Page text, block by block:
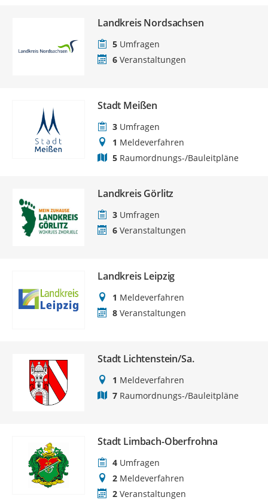
Landkreis Nordsachsen
5 Umfragen
6 Veranstaltungen
Stadt Meißen
3 Umfragen
1 Meldeverfahren
5 Raumordnungs-/Bauleitpläne
Landkreis Görlitz
3 Umfragen
6 Veranstaltungen
Landkreis Leipzig
1 Meldeverfahren
8 Veranstaltungen
Stadt Lichtenstein/Sa.
1 Meldeverfahren
7 Raumordnungs-/Bauleitpläne
Stadt Limbach-Oberfrohna
4 Umfragen
2 Meldeverfahren
2 Veranstaltungen